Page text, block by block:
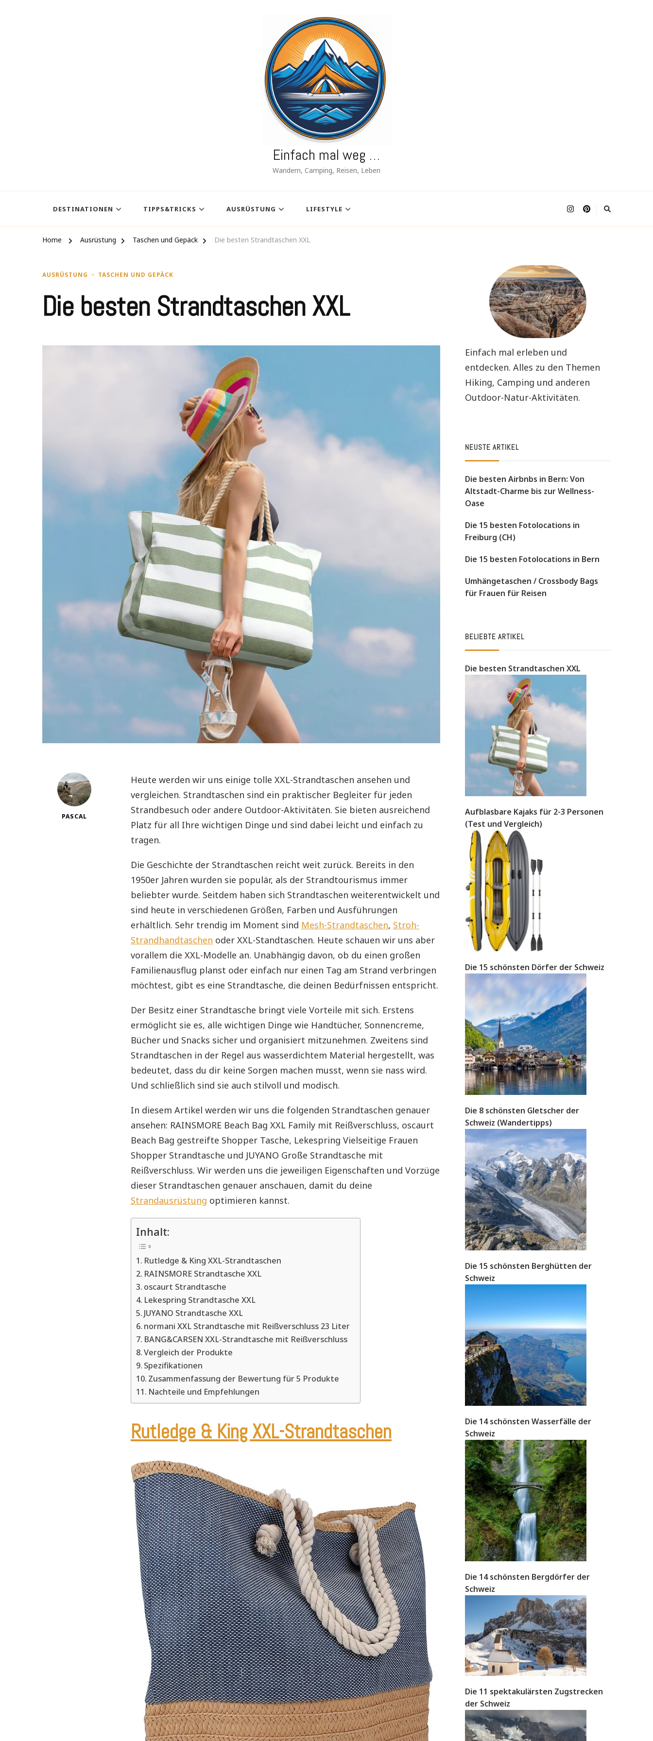
Einfach mal weg …
Wandern, Camping, Reisen, Leben
DESTINATIONEN TIPPS&TRICKS AUSRÜSTUNG LIFESTYLE
Home Ausrüstung Taschen und Gepäck Die besten Strandtaschen XXL
AUSRÜSTUNG TASCHEN UND GEPÄCK
Die besten Strandtaschen XXL
PASCAL
Heute werden wir uns einige tolle XXL-Strandtaschen ansehen und
vergleichen. Strandtaschen sind ein praktischer Begleiter für jeden
Strandbesuch oder andere Outdoor-Aktivitäten. Sie bieten ausreichend
Platz für all Ihre wichtigen Dinge und sind dabei leicht und einfach zu
tragen.
Die Geschichte der Strandtaschen reicht weit zurück. Bereits in den
1950er Jahren wurden sie populär, als der Strandtourismus immer
beliebter wurde. Seitdem haben sich Strandtaschen weiterentwickelt und
sind heute in verschiedenen Größen, Farben und Ausführungen
erhältlich. Sehr trendig im Moment sind Mesh-Strandtaschen, Stroh-
Strandhandtaschen oder XXL-Standtaschen. Heute schauen wir uns aber
vorallem die XXL-Modelle an. Unabhängig davon, ob du einen großen
Familienausflug planst oder einfach nur einen Tag am Strand verbringen
möchtest, gibt es eine Strandtasche, die deinen Bedürfnissen entspricht.
Der Besitz einer Strandtasche bringt viele Vorteile mit sich. Erstens
ermöglicht sie es, alle wichtigen Dinge wie Handtücher, Sonnencreme,
Bücher und Snacks sicher und organisiert mitzunehmen. Zweitens sind
Strandtaschen in der Regel aus wasserdichtem Material hergestellt, was
bedeutet, dass du dir keine Sorgen machen musst, wenn sie nass wird.
Und schließlich sind sie auch stilvoll und modisch.
In diesem Artikel werden wir uns die folgenden Strandtaschen genauer
ansehen: RAINSMORE Beach Bag XXL Family mit Reißverschluss, oscaurt
Beach Bag gestreifte Shopper Tasche, Lekespring Vielseitige Frauen
Shopper Strandtasche und JUYANO Große Strandtasche mit
Reißverschluss. Wir werden uns die jeweiligen Eigenschaften und Vorzüge
dieser Strandtaschen genauer anschauen, damit du deine
Strandausrüstung optimieren kannst.
Inhalt:
Rutledge & King XXL-Strandtaschen
RAINSMORE Strandtasche XXL
oscaurt Strandtasche
Lekespring Strandtasche XXL
JUYANO Strandtasche XXL
normani XXL Strandtasche mit Reißverschluss 23 Liter
BANG&CARSEN XXL-Strandtasche mit Reißverschluss
Vergleich der Produkte
Spezifikationen
Zusammenfassung der Bewertung für 5 Produkte
Nachteile und Empfehlungen
Rutledge & King XXL-Strandtaschen
Einfach mal erleben und
entdecken. Alles zu den Themen
Hiking, Camping und anderen
Outdoor-Natur-Aktivitäten.
NEUSTE ARTIKEL
Die besten Airbnbs in Bern: Von
Altstadt-Charme bis zur Wellness-
Oase
Die 15 besten Fotolocations in
Freiburg (CH)
Die 15 besten Fotolocations in Bern
Umhängetaschen / Crossbody Bags
für Frauen für Reisen
BELIEBTE ARTIKEL
Die besten Strandtaschen XXL
Aufblasbare Kajaks für 2-3 Personen
(Test und Vergleich)
Die 15 schönsten Dörfer der Schweiz
Die 8 schönsten Gletscher der
Schweiz (Wandertipps)
Die 15 schönsten Berghütten der
Schweiz
Die 14 schönsten Wasserfälle der
Schweiz
Die 14 schönsten Bergdörfer der
Schweiz
Die 11 spektakulärsten Zugstrecken
der Schweiz